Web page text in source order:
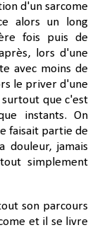
d'un sarcome
alors un long
fois puis de
lors d'une
avec moins de
le priver d'une
que c'est
instants. On
faisait partie de
douleur, jamais
simplement
son parcours
et il se livre